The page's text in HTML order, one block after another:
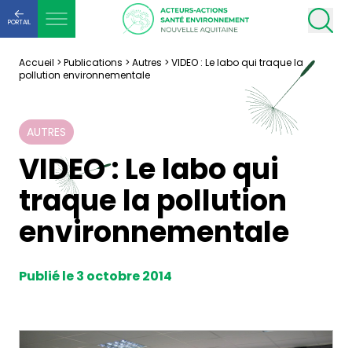
PORTAIL
Accueil > Publications > Autres > VIDEO : Le labo qui traque la
pollution environnementale
AUTRES
VIDEO : Le labo qui
traque la pollution
environnementale
Publié le 3 octobre 2014